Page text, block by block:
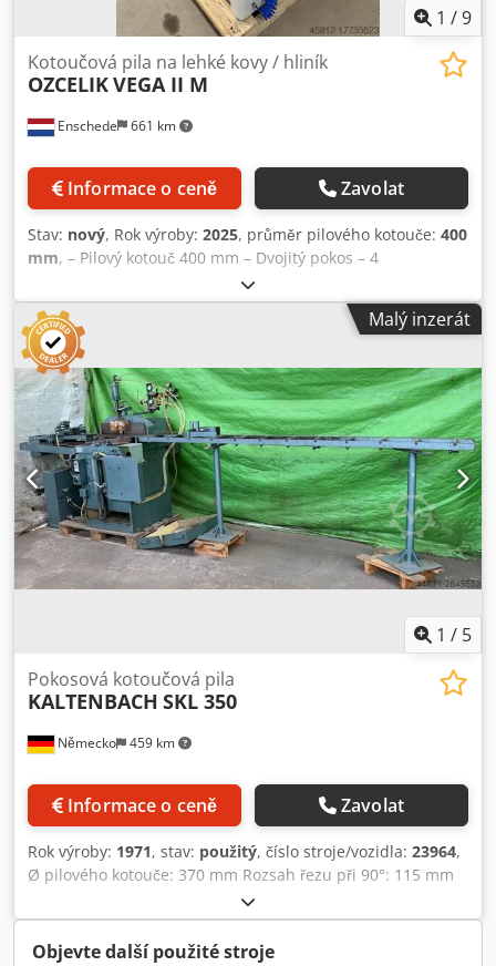
1 /9
Enschede 661 km
Kotoučová pila na lehké kovy / hliník
OZCELIKVEGA II M
Informace o ceně Zavolat
Stav: nový, Rok výroby: 2025, průměr pilového kotouče: 400
mm, – Pilový kotouč 400 mm – Dvojitý pokos – 4
pneumatické upínače Codpju Si Ndofx Ahqsha – Mlhový
mazací systém – Ofukovací pistole – Ochranný kryt –
Dokumentace – 400V
Malý inzerát
1 / 5
Německo 459 km
Pokosová kotoučová pila
KALTENBACH SKL 350
Informace o ceně Zavolat
Rok výroby: 1971, stav: použitý, číslo stroje/vozidla: 23964,
Ø pilového kotouče: 370 mm Rozsah řezu při 90°: 115 mm
Rozsah řezu při 45°: 115 mm Motor pohonu: 380 V, 4/5 kW
Potřeba místa: 1000 x 1200/2200 x 1500 mm Hmotnost:
přibližně 900 kg Cedecu Dvujpfx Ahqoha
Objevte další použité stroje